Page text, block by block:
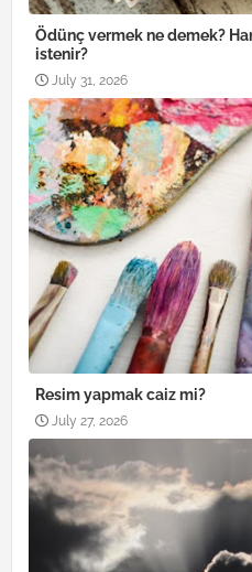
Ödünç vermek ne demek?
istenir?
July 31, 2026
Resim yapmak caiz mi?
July 27, 2026